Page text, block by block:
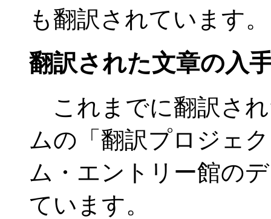
も翻訳されています。
翻訳された文章の入
これまでに翻訳さ
ムの「翻訳プロジェ
ム・エントリー館の
ています。